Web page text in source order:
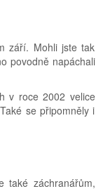
září. Mohli jste tak
povodně napáchali
v roce 2002 velice
se připomněly i
také záchranářům,